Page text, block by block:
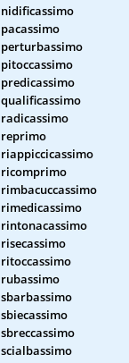
nidificassimo
pacassimo
perturbassimo
pitoccassimo
predicassimo
qualificassimo
radicassimo
reprimo
riappiccicassimo
ricomprimo
rimbacuccassimo
rimedicassimo
rintonacassimo
risecassimo
ritoccassimo
rubassimo
sbarbassimo
sbiecassimo
sbreccassimo
scialbassimo